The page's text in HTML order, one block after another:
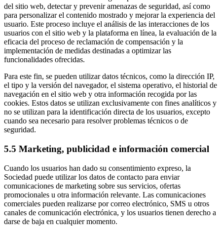
del sitio web, detectar y prevenir amenazas de seguridad, así como
para personalizar el contenido mostrado y mejorar la experiencia del
usuario. Este proceso incluye el análisis de las interacciones de los
usuarios con el sitio web y la plataforma en línea, la evaluación de la
eficacia del proceso de reclamación de compensación y la
implementación de medidas destinadas a optimizar las
funcionalidades ofrecidas.
Para este fin, se pueden utilizar datos técnicos, como la dirección IP,
el tipo y la versión del navegador, el sistema operativo, el historial de
navegación en el sitio web y otra información recogida por las
cookies. Estos datos se utilizan exclusivamente con fines analíticos y
no se utilizan para la identificación directa de los usuarios, excepto
cuando sea necesario para resolver problemas técnicos o de
seguridad.
5.5 Marketing, publicidad e información comercial
Cuando los usuarios han dado su consentimiento expreso, la
Sociedad puede utilizar los datos de contacto para enviar
comunicaciones de marketing sobre sus servicios, ofertas
promocionales u otra información relevante. Las comunicaciones
comerciales pueden realizarse por correo electrónico, SMS u otros
canales de comunicación electrónica, y los usuarios tienen derecho a
darse de baja en cualquier momento.